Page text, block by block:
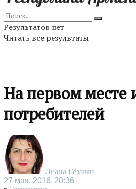
Результатов нет
Читать все результаты
На первом месте
потребителей
Лиана Гёзалян
27 мая, 2016, 20:36